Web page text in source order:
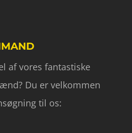
af vores fantastiske
Du er velkommen
til os: